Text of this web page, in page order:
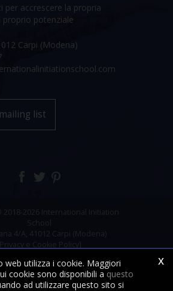
per accrescere la propria
proprio potenziale
Carpi (Modena)
list
2026 International Initiation
School
4/A, 41012 Carpi (Modena)
e Cookie Policy]
x
web utilizza i cookie. Maggiori
cookie sono disponibili a questo
ad utilizzare questo sito si